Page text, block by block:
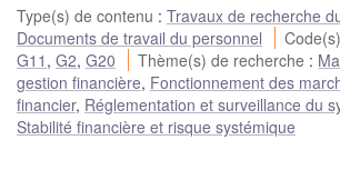
Type(s) de contenu : Travaux de recherche
Documents de travail du personnel
G11 , G2, G20 Thème(s) de recherche :
gestion financière, Fonctionnement des
financier, Réglementation et surveillance du
Stabilité financière et risque systémique